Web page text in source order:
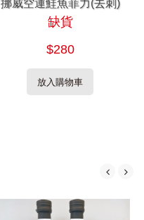
挪威空運鮭魚菲力(去刺)
缺貨
$280
放入購物車